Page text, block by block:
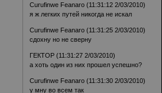
Curufinwe Feanaro (11:31:12 2/03/2010)
я ж легких путей никогда не искал
Curufinwe Feanaro (11:31:25 2/03/2010)
сдохну но не сверну
ГЕКТОР (11:31:27 2/03/2010)
а хоть один из них прошел успешно?
Curufinwe Feanaro (11:31:30 2/03/2010)
у мну во всем так